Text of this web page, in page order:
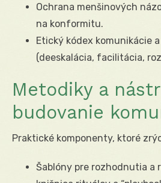
Ochrana menšinových
na konformitu.
Etický kódex komunikácie
(deeskalácia, facilitácia,
Metodiky a
budovanie
Praktické komponenty, ktoré
Šablóny pre rozhodnutia a